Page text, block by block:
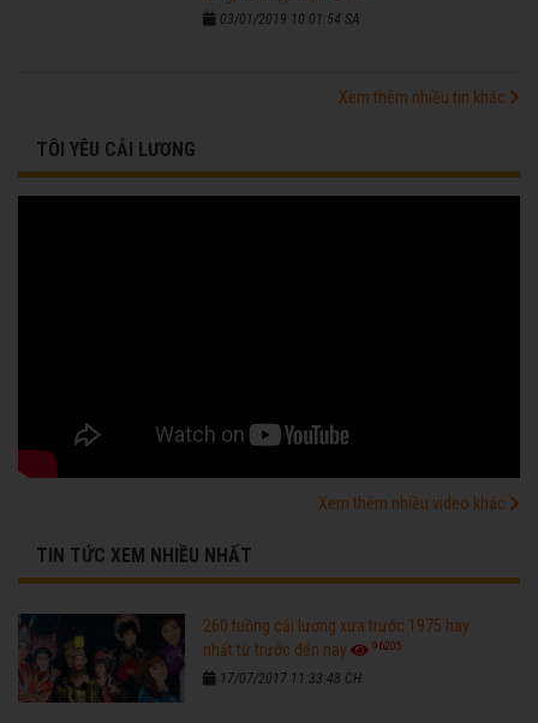
03/01/2019 10:01:54 SA
Xem thêm nhiều tin khác
TÔI YÊU CẢI LƯƠNG
Xem thêm nhiều video khác
TIN TỨC XEM NHIỀU NHẤT
260 tuồng cải lương xưa trước 1975 hay
nhất từ trước đến nay
96205
17/07/2017 11:33:48 CH